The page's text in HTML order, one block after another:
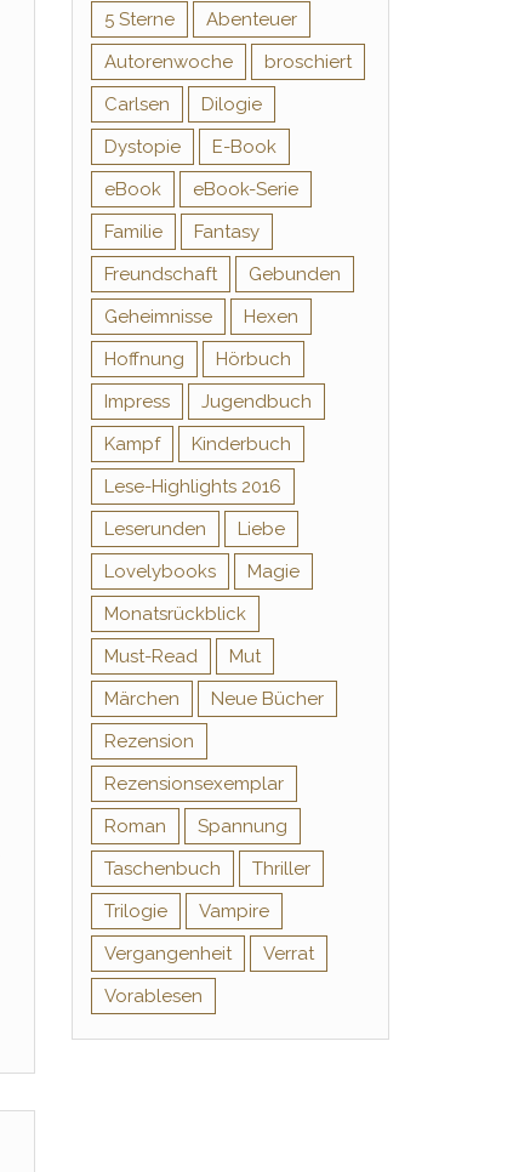
5 Sterne
Abenteuer
Autorenwoche
broschiert
Carlsen
Dilogie
Dystopie
E-Book
eBook
eBook-Serie
Familie
Fantasy
Freundschaft
Gebunden
Geheimnisse
Hexen
Hoffnung
Hörbuch
Impress
Jugendbuch
Kampf
Kinderbuch
Lese-Highlights 2016
Leserunden
Liebe
Lovelybooks
Magie
Monatsrückblick
Must-Read
Mut
Märchen
Neue Bücher
Rezension
Rezensionsexemplar
Roman
Spannung
Taschenbuch
Thriller
Trilogie
Vampire
Vergangenheit
Verrat
Vorablesen